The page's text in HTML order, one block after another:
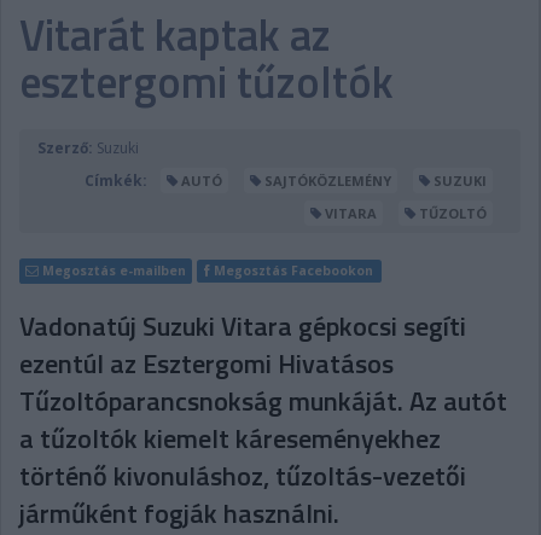
PODCAST
SHOP
TIPPJÁTÉK
DIGITÁLIS MAGAZIN
PONTÁLLÁSOK
Vitarát kaptak az
esztergomi tűzoltók
Szerző: Suzuki
Címkék:
AUTÓ SAJTÓKÖZLEMÉNY
SUZUKI
VITARA
TŰZOLTÓ
Megosztás e-mailben Megosztás Facebookon
Vadonatúj Suzuki Vitara gépkocsi segíti
ezentúl az Esztergomi Hivatásos
Tűzoltóparancsnokság munkáját. Az autót
a tűzoltók kiemelt káreseményekhez
történő kivonuláshoz, tűzoltás-vezetői
járműként fogják használni.